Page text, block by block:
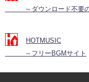
～ダウンロード不要の
HOTMUSIC
～フリーBGMサイト